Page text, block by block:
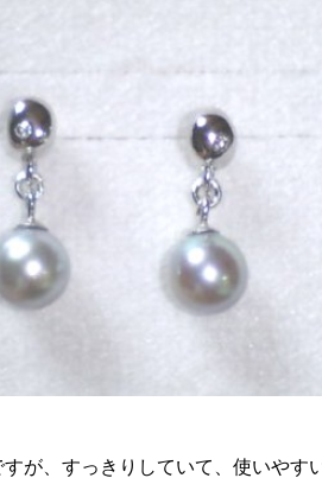
すが、すっきりしていて、使いや